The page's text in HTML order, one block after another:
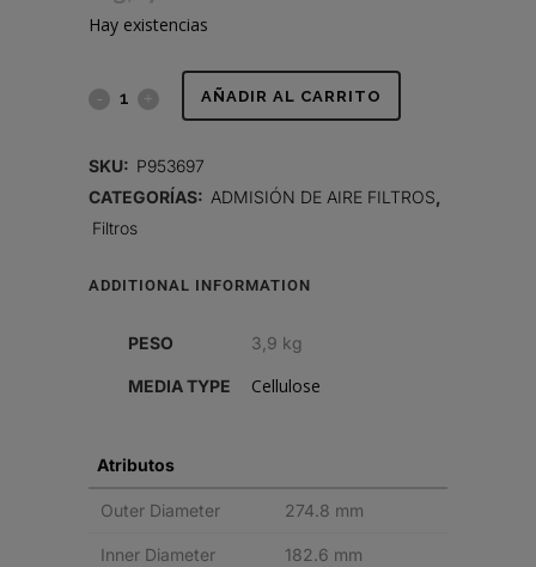
Hay existencias
FILTRO
PRIMARIO
AÑADIR AL CARRITO
SKU: P953697
CATEGORÍAS: ADMISIÓN DE AIRE FILTROS
Filtros
ADDITIONAL INFORMATION
PESO 3,9 kg
MEDIA TYPE Cellulose
Atributos
Outer Diameter 274.8 mm
Inner Diameter 182.6 mm